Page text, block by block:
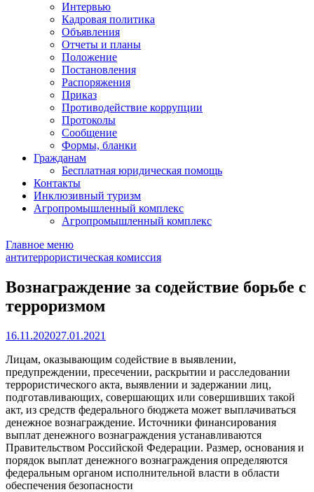
Интервью
Кадровая политика
Объявления
Отчеты и планы
Положение
Постановления
Распоряжения
Приказ
Противодействие коррупции
Протоколы
Сообщение
Формы, бланки
Гражданам
Бесплатная юридическая помощь
Контакты
Инклюзивный туризм
Агропромышленный комплекс
Агропромышленный комплекс
Главное меню
антитеррористическая комиссия
Вознаграждение за содействие борьбе с
терроризмом
16.11.202027.01.2021
Лицам, оказывающим содействие в выявлении,
предупреждении, пресечении, раскрытии и расследовании
террористического акта, выявлении и задержании лиц,
подготавливающих, совершающих или совершивших такой
акт, из средств федерального бюджета может выплачиваться
денежное вознаграждение. Источники финансирования
выплат денежного вознаграждения устанавливаются
Правительством Российской Федерации. Размер, основания и
порядок выплат денежного вознаграждения определяются
федеральным органом исполнительной власти в области
обеспечения безопасности